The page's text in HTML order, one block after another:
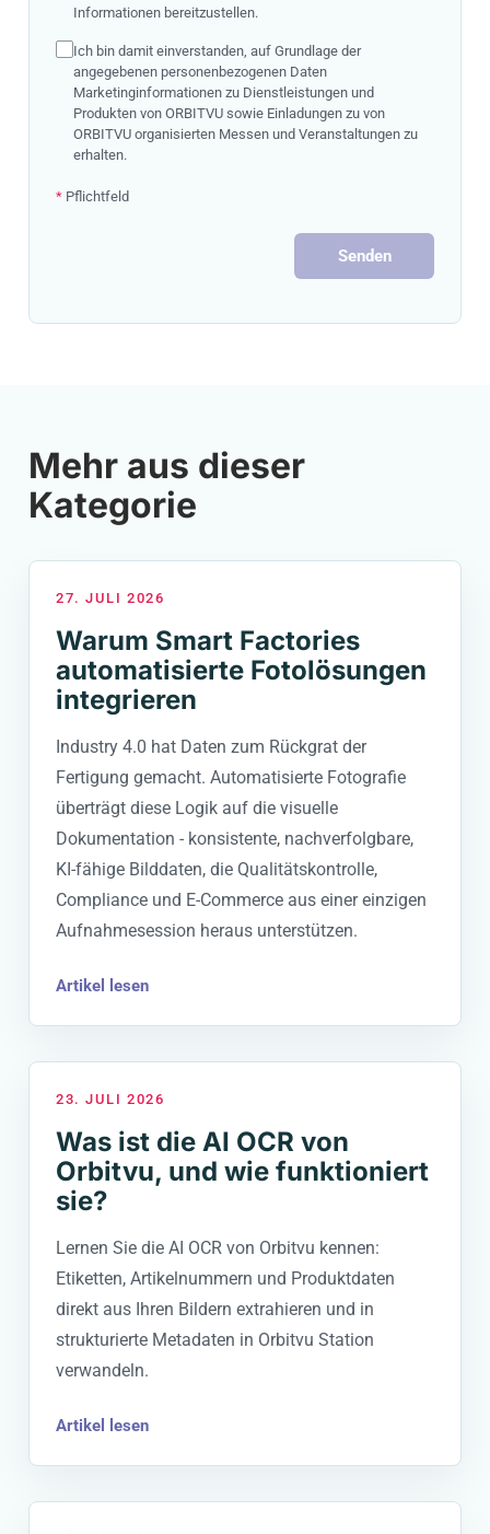
Informationen bereitzustellen.
Ich bin damit einverstanden, auf Grundlage der
angegebenen personenbezogenen Daten
Marketinginformationen zu Dienstleistungen und
Produkten von ORBITVU sowie Einladungen zu von
ORBITVU organisierten Messen und Veranstaltungen zu
erhalten.
* Pflichtfeld
Senden
Mehr aus dieser
Kategorie
27. JULI 2026
Warum Smart Factories
automatisierte Fotolösungen
integrieren
Industry 4.0 hat Daten zum Rückgrat der
Fertigung gemacht. Automatisierte Fotografie
überträgt diese Logik auf die visuelle
Dokumentation - konsistente, nachverfolgbare,
KI-fähige Bilddaten, die Qualitätskontrolle,
Compliance und E-Commerce aus einer einzigen
Aufnahmesession heraus unterstützen.
Artikel lesen
23. JULI 2026
Was ist die AI OCR von
Orbitvu, und wie funktioniert
sie?
Lernen Sie die AI OCR von Orbitvu kennen:
Etiketten, Artikelnummern und Produktdaten
direkt aus Ihren Bildern extrahieren und in
strukturierte Metadaten in Orbitvu Station
verwandeln.
Artikel lesen